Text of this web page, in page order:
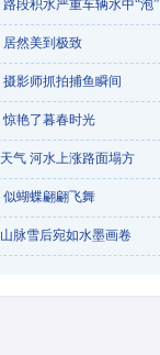
雨冰雹降雪轮番登场
段积水严重车辆水中“泡”​
然美到极致
影师抓拍捕鱼瞬间
艳了暮春时光
气 河水上涨路面塌方
蝴蝶翩翩飞舞
脉雪后宛如水墨画卷